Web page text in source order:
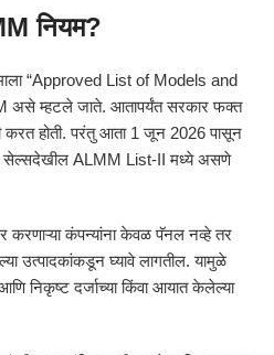
नियम?
“Approved List of Models and
म्हटले जाते. आतापर्यंत सरकार फक्त
करत होती. परंतु आता 1 जून 2026 पासून
सेल्सदेखील ALMM List-II मध्ये असणे
करणाऱ्या कंपन्यांना केवळ पॅनल नव्हे तर
उत्पादकांकडून घ्यावे लागतील. यामुळे
निकृष्ट दर्जाच्या किंवा आयात केलेल्या